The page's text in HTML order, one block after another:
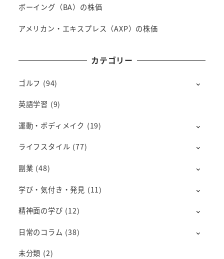
ボーイング（BA）の株価
アメリカン・エキスプレス（AXP）の株価
カテゴリー
ゴルフ (94)
英語学習 (9)
運動・ボディメイク (19)
ライフスタイル (77)
副業 (48)
学び・気付き・発見 (11)
精神面の学び (12)
日常のコラム (38)
未分類 (2)